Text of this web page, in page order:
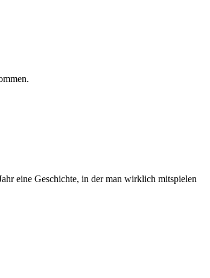
eine Geschichte, in der man wirklich mitspielen